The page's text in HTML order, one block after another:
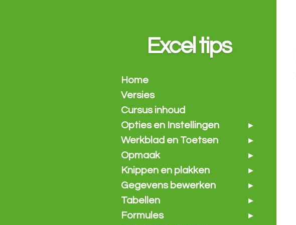
Excel tips
Home
Versies
Cursus inhoud
Opties en Instellingen
Werkblad en Toetsen
Opmaak
Knippen en plakken
Gegevens bewerken
Tabellen
Formules